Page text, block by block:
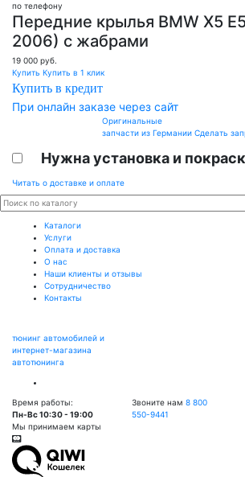
по телефону
Передние крылья BMW X5
2006) с жабрами
19 000 руб.
Купить Купить в 1 клик
Купить в кредит
При онлайн заказе через сайт
Оригинальные
запчасти из Германии Сделать
Нужна установка и
Читать о доставке и оплате
Каталоги
Услуги
Оплата и доставка
О нас
Наши клиенты и отзывы
Сотрудничество
Контакты
тюнинг автомобилей и
интернет-магазина
автотюнинга
Время работы:
Пн-Вс 10:30 - 19:00
Мы принимаем карты
Звоните нам 8 800
550-9441